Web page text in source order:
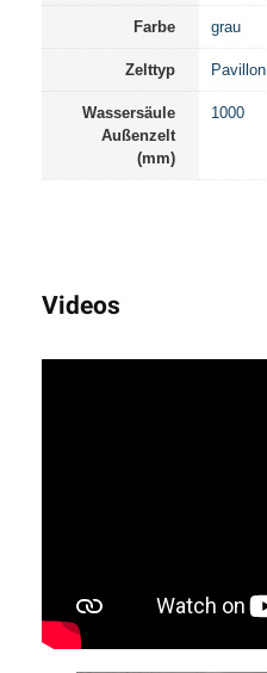
Farbe grau
Zelttyp Pavillon
Wassersäule
Außenzelt
(mm)
1000
Videos